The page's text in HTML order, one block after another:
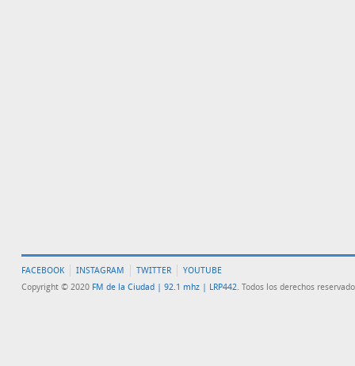
FACEBOOK INSTAGRAM TWITTER
YOUTUBE
Copyright © 2020 FM de la Ciudad | 92.1 mhz | LRP442. Todos los derechos